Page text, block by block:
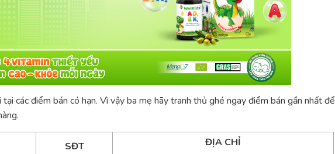
các điểm bán có hạn. Vì vậy ba mẹ hãy tranh thủ ghé ngay điểm bán gần nhất để
SĐT ĐỊA CHỈ